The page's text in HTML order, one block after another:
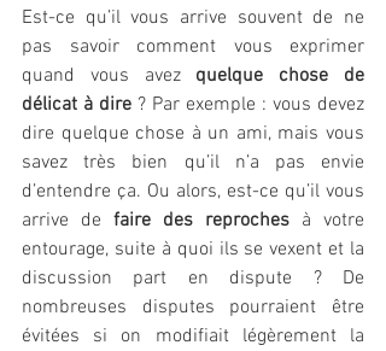
Est-ce qu’il vous arrive souvent de ne
pas savoir comment vous exprimer
quand vous avez quelque chose de
délicat à dire ? Par exemple : vous devez
dire quelque chose à un ami, mais vous
savez très bien qu’il n’a pas envie
d’entendre ça. Ou alors, est-ce qu’il vous
arrive de faire des reproches à votre
entourage, suite à quoi ils se vexent et la
discussion part en dispute ? De
nombreuses disputes pourraient être
évitées si on modifiait légèrement la